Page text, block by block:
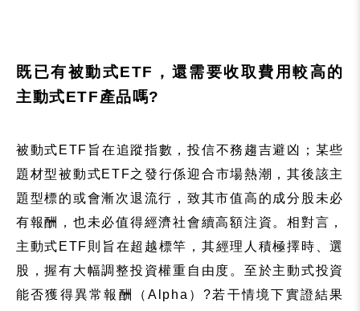
既已有被動式ETF ，還需要收取費用較高的
主動式ETF產品嗎?
被動式 ETF 旨在追蹤指數，投信不務趨吉避凶；某些
題材型被動式ETF之發行係迎合市場熱潮，其後該主
題型標的或會漸次退流行，致其市值高的成分股未必
有報酬，也未必值得經濟社會續高額注資。相對言，
主動式 ETF則旨在超越標竿，其經理人積極擇時、選
股，握有大幅調整投資權重自由度。至於主動式投資
能否獲得異常報酬（Alpha ）?若干情境下實證結果